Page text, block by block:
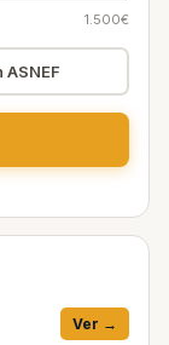
1.500€
ASNEF
Ver →